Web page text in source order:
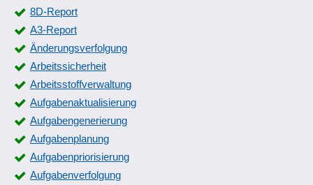
8D-Report
A3-Report
Änderungsverfolgung
Arbeitssicherheit
Arbeitsstoffverwaltung
Aufgabenaktualisierung
Aufgabengenerierung
Aufgabenplanung
Aufgabenpriorisierung
Aufgabenverfolgung